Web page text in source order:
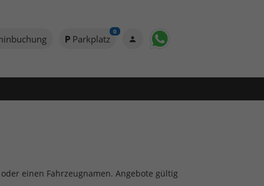
Parkplatz
0
einen Fahrzeugnamen. Angebote gültig